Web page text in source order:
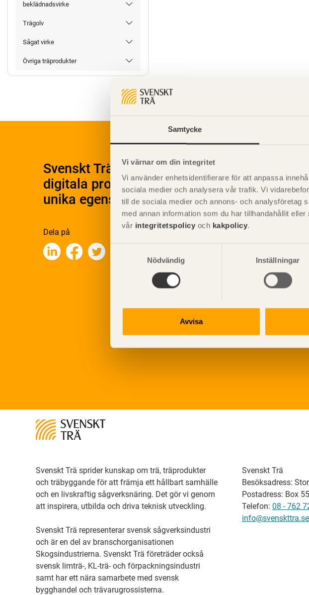
Samtycke
Vi värnar om din integritet
Vi använder enhetsidentifierare för att anpassa
sociala medier och analysera vår trafik. Vi
till de sociala medier och annons- och analysföretag
med annan information som du har tillhandahållit
vår integritetspolicy och kakpolicy.
Nödvändig
Inställningar
Avvisa
beklädnadsvirke
Trägolv
Sågat virke
Övriga träprodukter
Svenskt Träs Produktkatalog är svensk
digitala produktkatalog för att beskriva
unika egenskaper.
Dela på
Svenskt Trä sprider kunskap om trä, träprodukter
och träbyggande för att främja ett hållbart samhälle
och en livskraftig sågverksnäring. Det gör vi genom
att inspirera, utbilda och driva teknisk utveckling.
Svenskt Trä representerar svensk sågverksindustri
och är en del av branschorganisationen
Skogsindustrierna. Svenskt Trä företräder också
svensk limträ-, KL-trä- och förpackningsindustri
samt har ett nära samarbete med svensk
bygghandel och trävarugrossisterna.
Svenskt Trä
Besöksadress:
Postadress: Box
Telefon: 08 - 762
info@svenskttra.se